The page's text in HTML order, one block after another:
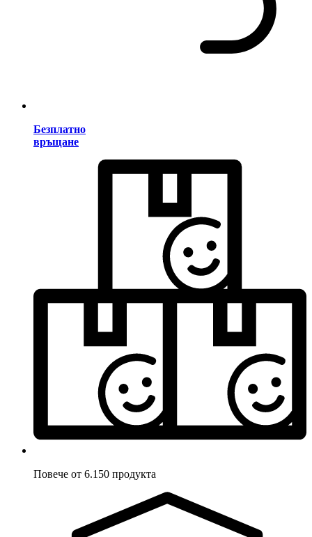
Безплатно
връщане
Повече от 6.150 продукта